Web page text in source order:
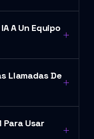
A Un Equipo
Llamadas De
Para Usar